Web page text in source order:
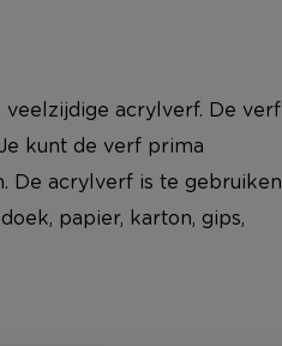
acrylverf. De verf
kunt de verf prima
De acrylverf is te gebruiken
papier, karton, gips,